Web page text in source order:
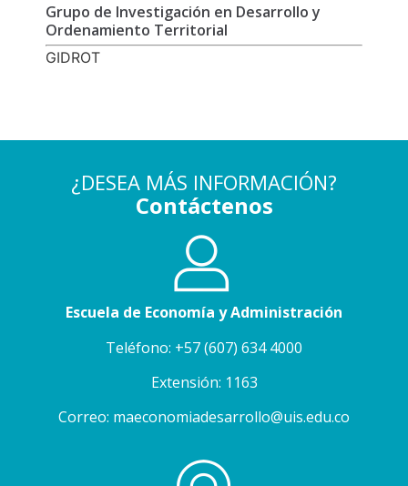
Grupo de Investigación en Desarrollo y
Ordenamiento Territorial
GIDROT
¿DESEA MÁS INFORMACIÓN?
Contáctenos
Escuela de Economía y Administración
Teléfono: +57 (607) 634 4000
Extensión: 1163
Correo: maeconomiadesarrollo@uis.edu.co